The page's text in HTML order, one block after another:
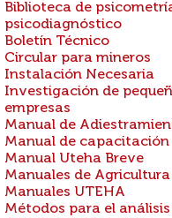
Biblioteca de
psicodiagnóstico
Boletín Técnico
Circular para mineros
Instalación Necesaria
Investigación de
empresas
Manual de
Manual de capacitación
Manual Uteha Breve
Manuales de Agricultura
Manuales UTEHA
Métodos para el análisis